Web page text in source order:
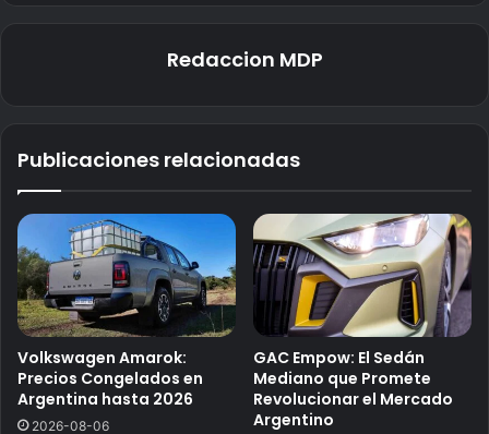
Redaccion MDP
Publicaciones relacionadas
Volkswagen Amarok:
Precios Congelados en
Argentina hasta 2026
2026-08-06
GAC Empow: El Sedán
Mediano que Promete
Revolucionar el Mercado
Argentino